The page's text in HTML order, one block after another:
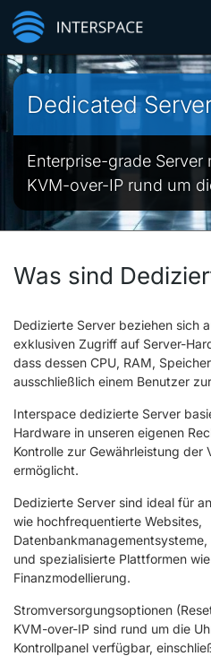
Dedicated
Enterprise-grade Server
KVM-over-IP rund um
Was sind
Dedizierte Server beziehen sich
exklusiven Zugriff auf Server-
dass dessen CPU, RAM,
ausschließlich einem Benutzer
Interspace dedizierte Server
Hardware in unseren eigenen
Kontrolle zur Gewährleistung
ermöglicht.
Dedizierte Server sind ideal für
wie hochfrequentierte Websites,
Datenbankmanagementsysteme,
und spezialisierte Plattformen
Finanzmodellierung.
Stromversorgungsoptionen
KVM-over-IP sind rund um die
Kontrollpanel verfügbar,